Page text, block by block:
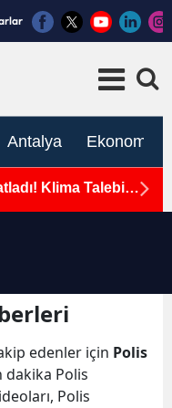
Antalya Ekonomi
Klima Talebi
edenler için Polis
dakika Polis
Polis